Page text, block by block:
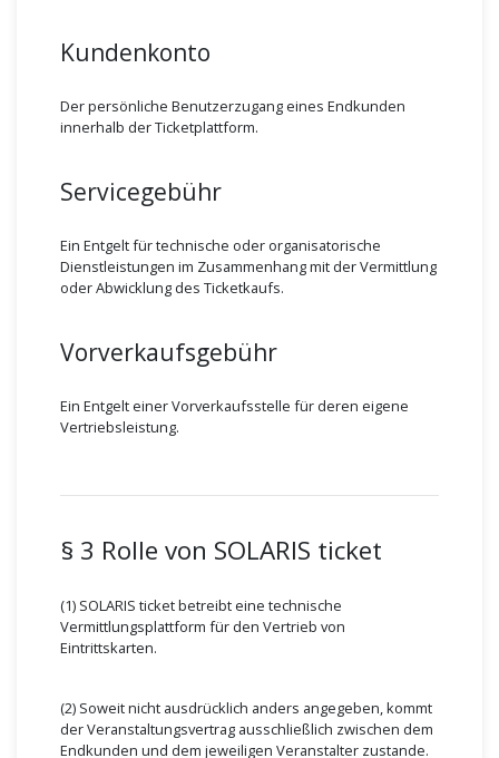
Kundenkonto
Der persönliche Benutzerzugang eines Endkunden
innerhalb der Ticketplattform.
Servicegebühr
Ein Entgelt für technische oder organisatorische
Dienstleistungen im Zusammenhang mit der Vermittlung
oder Abwicklung des Ticketkaufs.
Vorverkaufsgebühr
Ein Entgelt einer Vorverkaufsstelle für deren eigene
Vertriebsleistung.
§ 3 Rolle von SOLARIS ticket
(1) SOLARIS ticket betreibt eine technische
Vermittlungsplattform für den Vertrieb von
Eintrittskarten.
(2) Soweit nicht ausdrücklich anders angegeben, kommt
der Veranstaltungsvertrag ausschließlich zwischen dem
Endkunden und dem jeweiligen Veranstalter zustande.